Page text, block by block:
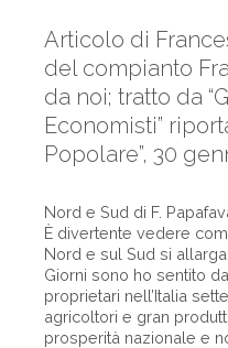
Articolo di
del compianto
da noi; tratto da
Economisti”
Popolare”, 30
Nord e Sud di F.
È divertente vedere
Nord e sul Sud si
Giorni sono ho sentito
proprietari nell’Italia
agricoltori e gran
prosperità nazionale e